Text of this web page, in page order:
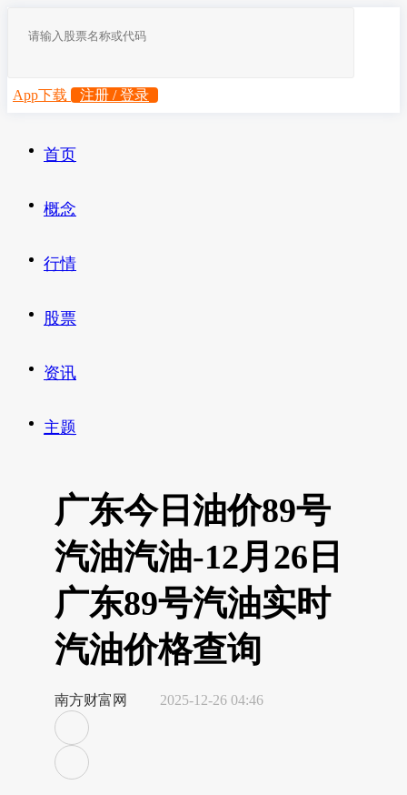
App下载 注册 / 登录
首页
概念
行情
股票
资讯
主题
广东今日油价89号
汽油汽油-12月26日
广东89号汽油实时
汽油价格查询
南方财富网 2025-12-26 04:46